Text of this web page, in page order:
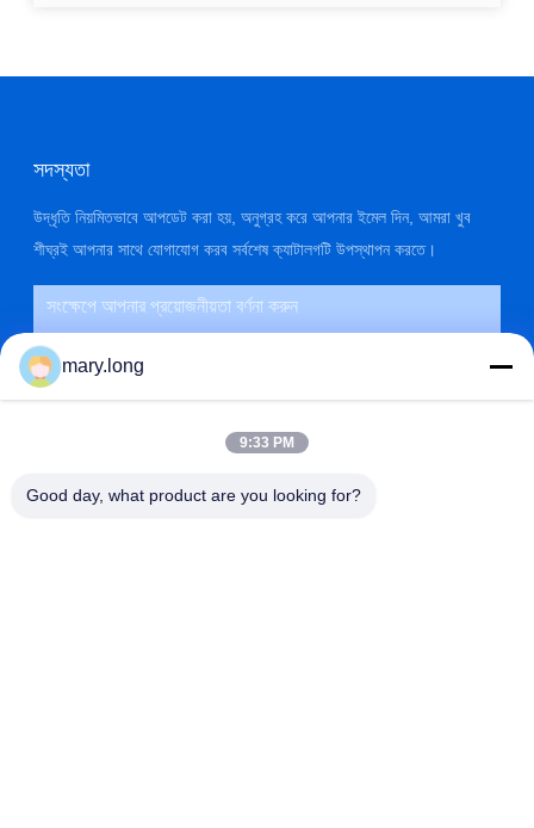
সদস্যতা
উদ্ধৃতি নিয়মিতভাবে আপডেট করা হয়, অনুগ্রহ করে আপনার ইমেল দিন, আমরা খুব
শীঘ্রই আপনার সাথে যোগাযোগ করব সর্বশেষ ক্যাটালগটি উপস্থাপন করতে।
mary.long
9:33 PM
Good day, what product are you looking for?